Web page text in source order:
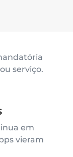
serviço.
em
vieram